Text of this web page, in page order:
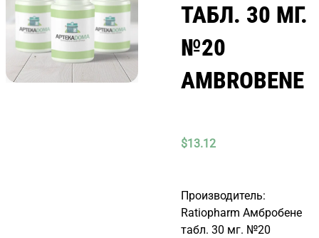
ТАБЛ. 30 МГ.
№20
AMBROBENE
$13.12
Производитель:
Ratiopharm Амбробене
табл. 30 мг. №20